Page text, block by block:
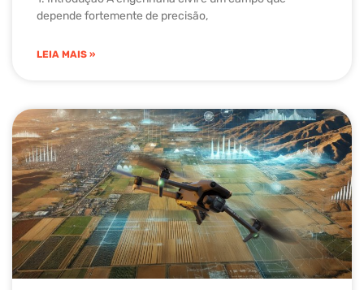
depende fortemente de precisão,
LEIA MAIS »